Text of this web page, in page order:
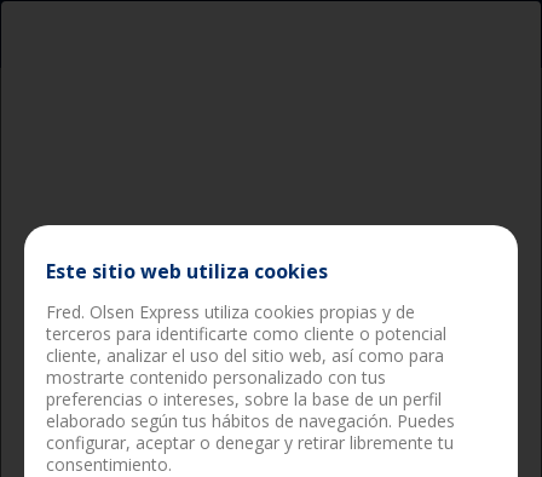
Este sitio web utiliza cookies
Fred. Olsen Express utiliza cookies propias y de
terceros para identificarte como cliente o potencial
cliente, analizar el uso del sitio web, así como para
mostrarte contenido personalizado con tus
preferencias o intereses, sobre la base de un perfil
elaborado según tus hábitos de navegación. Puedes
configurar, aceptar o denegar y retirar libremente tu
consentimiento.